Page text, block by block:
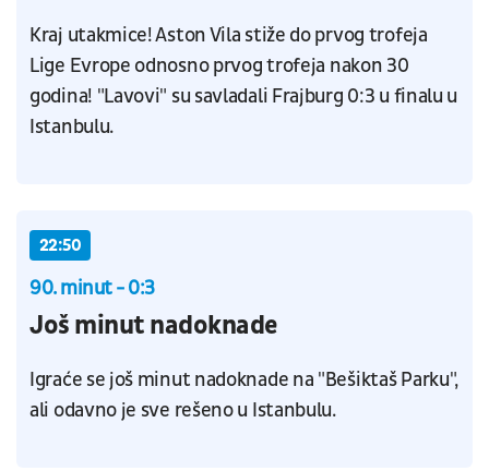
Kraj utakmice! Aston Vila stiže do prvog trofeja
Lige Evrope odnosno prvog trofeja nakon 30
godina! "Lavovi" su savladali Frajburg 0:3 u finalu u
Istanbulu.
22:50
90. minut - 0:3
Još minut nadoknade
Igraće se još minut nadoknade na "Bešiktaš Parku",
ali odavno je sve rešeno u Istanbulu.